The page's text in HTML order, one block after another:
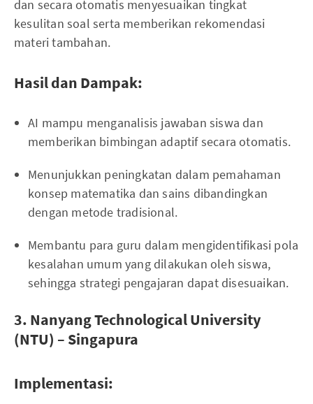
dan secara otomatis menyesuaikan tingkat
kesulitan soal serta memberikan rekomendasi
materi tambahan.
Hasil dan Dampak:
AI mampu menganalisis jawaban siswa dan
memberikan bimbingan adaptif secara otomatis.
Menunjukkan peningkatan dalam pemahaman
konsep matematika dan sains dibandingkan
dengan metode tradisional.
Membantu para guru dalam mengidentifikasi pola
kesalahan umum yang dilakukan oleh siswa,
sehingga strategi pengajaran dapat disesuaikan.
3. Nanyang Technological University
(NTU) – Singapura
Implementasi: